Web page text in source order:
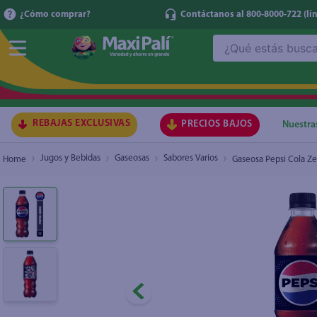
¿Cómo comprar? Contáctanos al 800-8000-722
REBAJAS EXCLUSIVAS PRECIOS BAJOS
Jugos y Bebidas Gaseosas Sabores Varios Gaseosa Pepsi Cola
Gaseosa Pepsi Cola Zero Pet - 355ml
1.
2.
.
cafe
6.
7.
8.
9.